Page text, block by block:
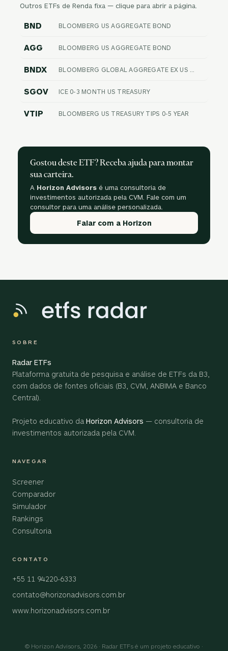
Outros ETFs de Renda fixa — clique para abrir a página.
BND BLOOMBERG US AGGREGATE BOND
AGG BLOOMBERG US AGGREGATE BOND
BNDX
SGOV ICE 0-3 MONTH US TREASURY
VTIP BLOOMBERG US TREASURY TIPS 0-5 YEAR
Gostou deste ETF? Receba ajuda para montar
sua carteira.
A Horizon Advisors é uma consultoria de
investimentos autorizada pela CVM. Fale com um
consultor para uma análise personalizada.
Falar com a Horizon
SOBRE
Radar ETFs
Plataforma gratuita de pesquisa e análise de ETFs da B3,
com dados de fontes oficiais (B3, CVM, ANBIMA e Banco
Central).
Projeto educativo da Horizon Advisors — consultoria de
investimentos autorizada pela CVM.
NAVEGAR
Screener
Comparador
Simulador
Rankings
Consultoria
CONTATO
+55 11 94220-6333
contato@horizonadvisors.com.br
www.horizonadvisors.com.br
© Horizon Advisors, 2026 · Radar ETFs é um projeto educativo ·